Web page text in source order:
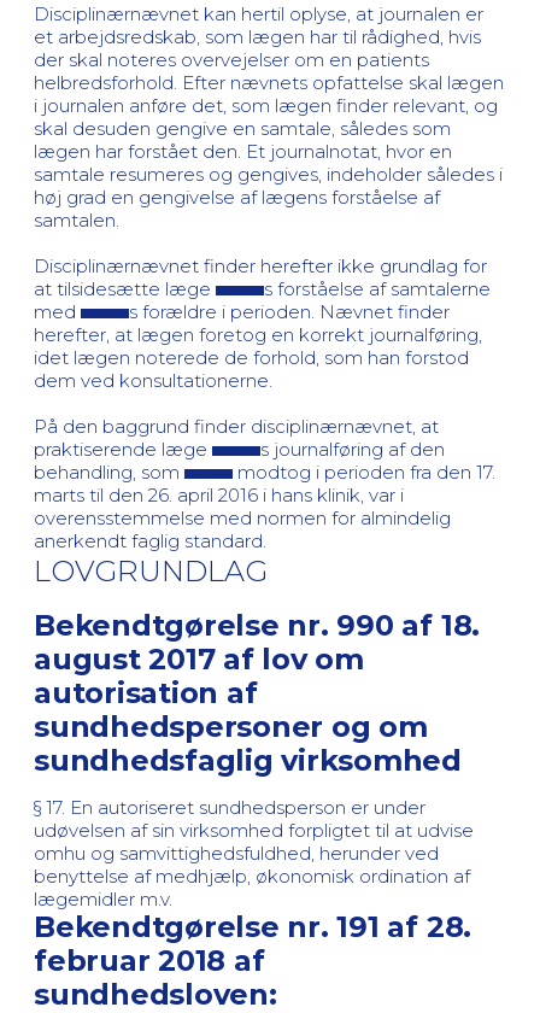
Disciplinærnævnet kan hertil oplyse, at journalen er
et arbejdsredskab, som lægen har til rådighed, hvis
der skal noteres overvejelser om en patients
helbredsforhold. Efter nævnets opfattelse skal lægen
i journalen anføre det, som lægen finder relevant, og
skal desuden gengive en samtale, således som
lægen har forstået den. Et journalnotat, hvor en
samtale resumeres og gengives, indeholder således i
høj grad en gengivelse af lægens forståelse af
samtalen.
Disciplinærnævnet finder herefter ikke grundlag for
at tilsidesætte læge
s forståelse af samtalerne
med
s forældre i perioden. Nævnet finder
herefter, at lægen foretog en korrekt journalføring,
idet lægen noterede de forhold, som han forstod
dem ved konsultationerne.
På den baggrund finder disciplinærnævnet, at
praktiserende læge
s journalføring af den
behandling, som
modtog i perioden fra den 17.
marts til den 26. april 2016 i hans klinik, var i
overensstemmelse med normen for almindelig
anerkendt faglig standard.
LOVGRUNDLAG
Bekendtgørelse nr. 990 af 18.
august 2017 af lov om
autorisation af
sundhedspersoner og om
sundhedsfaglig virksomhed
§ 17. En autoriseret sundhedsperson er under
udøvelsen af sin virksomhed forpligtet til at udvise
omhu og samvittighedsfuldhed, herunder ved
benyttelse af medhjælp, økonomisk ordination af
lægemidler m.v.
Bekendtgørelse nr. 191 af 28.
februar 2018 af
sundhedsloven: